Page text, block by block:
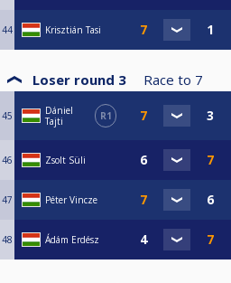
44 Krisztián Tasi
Loser round 3 Race to 7
45
Dániel
Tajti
R1
46 Zsolt Süli
47 Péter Vincze
48 Ádám Erdész